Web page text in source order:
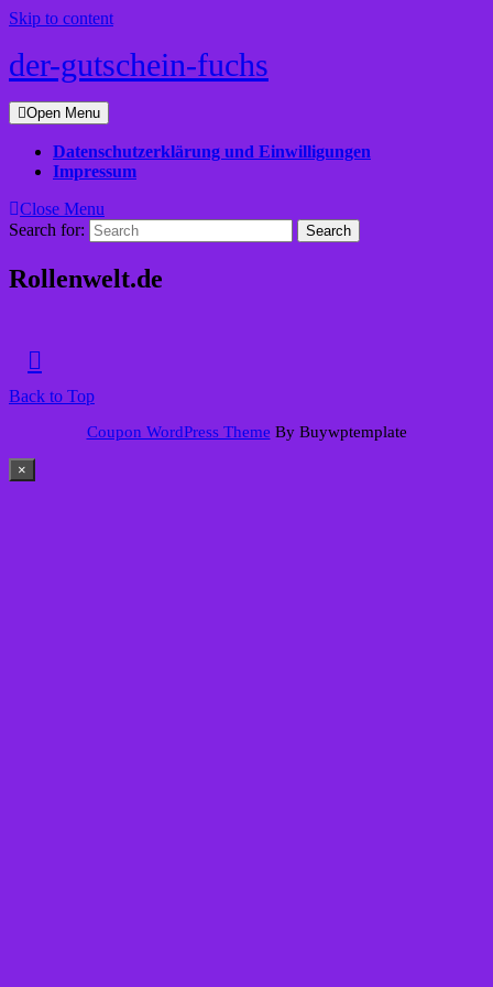
Skip to content
der-gutschein-fuchs
Open Menu
Datenschutzerklärung und Einwilligungen
Impressum
Close Menu
Search for:
Rollenwelt.de
Back to Top
Coupon WordPress Theme By Buywptemplate
×